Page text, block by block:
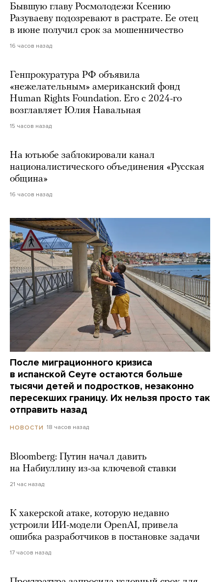
Бывшую главу Росмолодежи Ксению
Разуваеву подозревают в растрате. Ее отец
в июне получил срок за мошенничество
16 часов назад
Генпрокуратура РФ объявила
«нежелательным» американский фонд
Human Rights Foundation. Его с 2024-го
возглавляет Юлия Навальная
15 часов назад
На ютьюбе заблокировали канал
националистического объединения «Русская
община»
16 часов назад
После миграционного кризиса
в испанской Сеуте остаются больше
тысячи детей и подростков, незаконно
пересекших границу. Их нельзя просто так
отправить назад
НОВОСТИ 18 часов назад
Bloomberg: Путин начал давить
на Набиуллину из-за ключевой ставки
21 час назад
К хакерской атаке, которую недавно
устроили ИИ-модели OpenAI, привела
ошибка разработчиков в постановке задачи
17 часов назад